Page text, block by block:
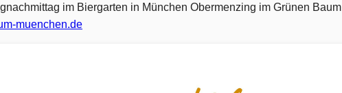
im Biergarten in München Obermenzing im Grünen Baum
muenchen.de